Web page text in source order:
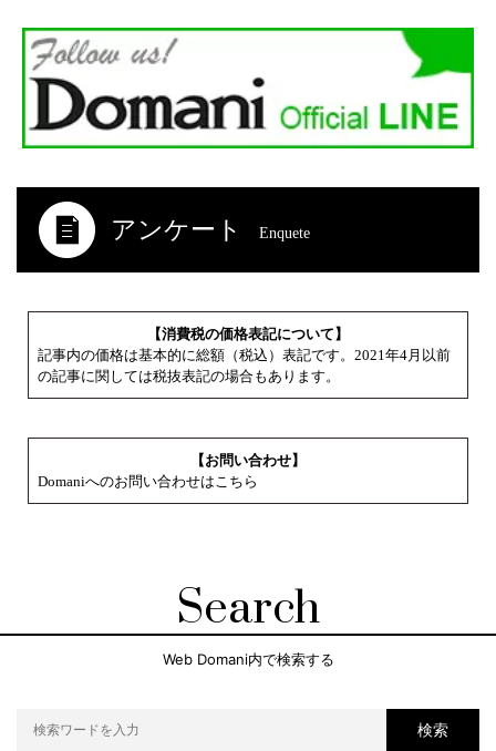
アンケート Enquete
【消費税の価格表記について】
記事内の価格は基本的に総額（税込）表記です。2021年4月以前
の記事に関しては税抜表記の場合もあります。
【お問い合わせ】
Domaniへのお問い合わせはこちら
Search
Web Domani内で検索する
検索